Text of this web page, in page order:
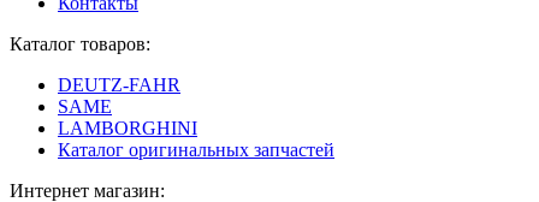
Каталог товаров:
DEUTZ-FAHR
SAME
LAMBORGHINI
Каталог оригинальных запчастей
Интернет магазин: